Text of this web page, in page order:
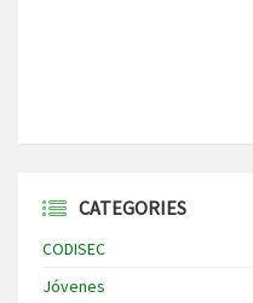
CATEGORIES
CODISEC
Jóvenes